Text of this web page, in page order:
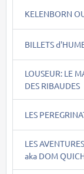
KELENBORN
BILLETS
LOUSEUR: LE
DES RIBAUDES
LES
LES
aka DOM